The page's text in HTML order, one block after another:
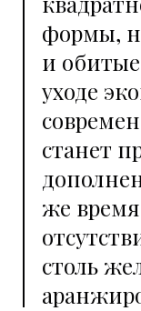
формы,
и
уходе
станет
же
столь